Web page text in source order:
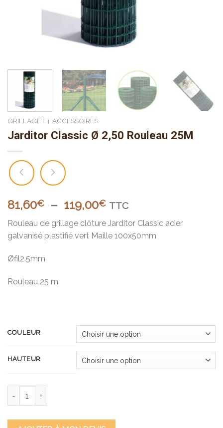
GRILLAGE ET ACCESSOIRES
Jarditor Classic Ø 2,50 Rouleau 25M
81,60€ – 119,00€Plage
de
prix :
81,60€
TTC
Rouleau de grillage clôture Jarditor Classic acier
galvanisé plastifié vert Maille 100x50mm
Øfil2.5mm
Rouleau 25 m
COULEUR
HAUTEUR